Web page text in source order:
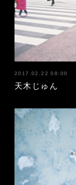
2017.02.22 08:00
天木じゅん